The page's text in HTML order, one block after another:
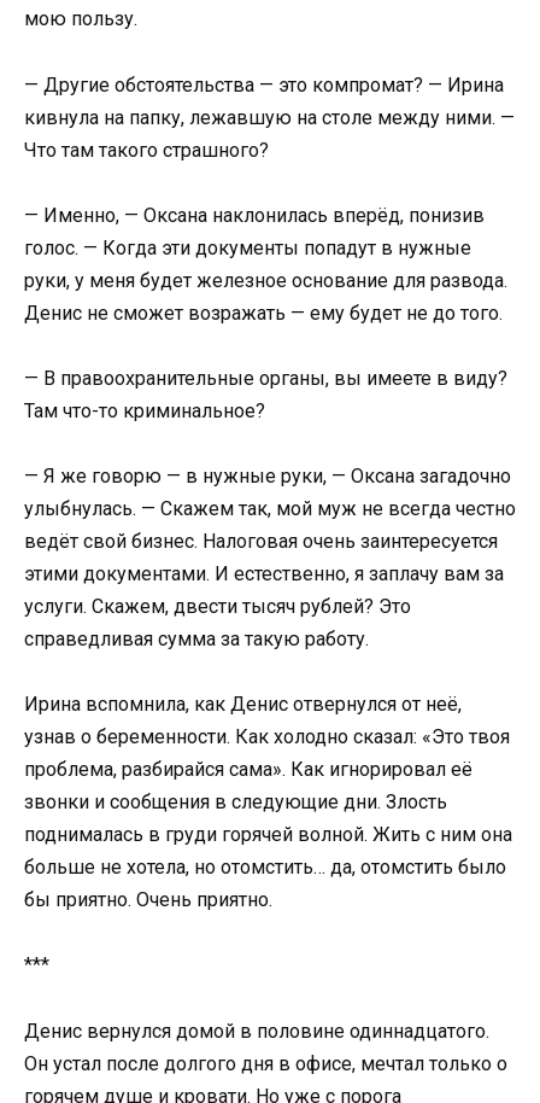
мою пользу.
— Другие обстоятельства — это компромат? — Ирина
кивнула на папку, лежавшую на столе между ними. —
Что там такого страшного?
— Именно, — Оксана наклонилась вперёд, понизив
голос. — Когда эти документы попадут в нужные
руки, у меня будет железное основание для развода.
Денис не сможет возражать — ему будет не до того.
— В правоохранительные органы, вы имеете в виду?
Там что-то криминальное?
— Я же говорю — в нужные руки, — Оксана загадочно
улыбнулась. — Скажем так, мой муж не всегда честно
ведёт свой бизнес. Налоговая очень заинтересуется
этими документами. И естественно, я заплачу вам за
услуги. Скажем, двести тысяч рублей? Это
справедливая сумма за такую работу.
Ирина вспомнила, как Денис отвернулся от неё,
узнав о беременности. Как холодно сказал: «Это твоя
проблема, разбирайся сама». Как игнорировал её
звонки и сообщения в следующие дни. Злость
поднималась в груди горячей волной. Жить с ним она
больше не хотела, но отомстить… да, отомстить было
бы приятно. Очень приятно.
***
Денис вернулся домой в половине одиннадцатого.
Он устал после долгого дня в офисе, мечтал только о
горячем душе и кровати. Но уже с порога